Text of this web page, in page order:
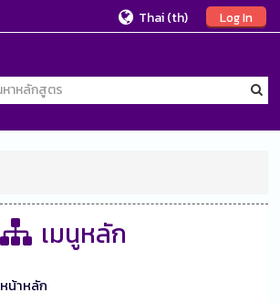
Log In
Thai ‎(th)‎
เมนูหลัก
หน้าหลัก